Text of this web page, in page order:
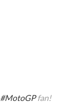
#MotoGPfan!